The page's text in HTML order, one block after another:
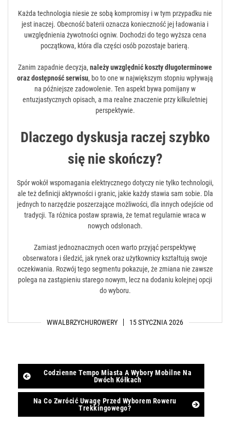
WWALBRZYCHUROWERY 15 STYCZNIA 2026
Każda technologia niesie ze sobą kompromisy i w tym przypadku nie
jest inaczej. Obecność baterii oznacza konieczność jej ładowania i
uwzględnienia żywotności ogniw. Dochodzi do tego wyższa cena
początkowa, która dla części osób pozostaje barierą.
Zanim zapadnie decyzja, należy uwzględnić koszty długoterminowe
oraz dostępność serwisu, bo to one w największym stopniu wpływają
na późniejsze zadowolenie. Ten aspekt bywa pomijany w
entuzjastycznych opisach, a ma realne znaczenie przy kilkuletniej
perspektywie.
Dlaczego dyskusja raczej szybko
się nie skończy?
Spór wokół wspomagania elektrycznego dotyczy nie tylko technologii,
ale też definicji aktywności i granic, jakie każdy stawia sam sobie. Dla
jednych to narzędzie poszerzające możliwości, dla innych odejście od
tradycji. Ta różnica postaw sprawia, że temat regularnie wraca w
nowych odsłonach.
Zamiast jednoznacznych ocen warto przyjąć perspektywę
obserwatora i śledzić, jak rynek oraz użytkownicy kształtują swoje
oczekiwania. Rozwój tego segmentu pokazuje, że zmiana nie zawsze
polega na zastąpieniu starego nowym, lecz na dodaniu kolejnej opcji
do wyboru.
Post
navigation
Codzienne Tempo Miasta A Wybory Mobilne Na
Dwóch Kółkach
Na Co Zwrócić Uwagę Przed Wyborem Roweru
Trekkingowego?